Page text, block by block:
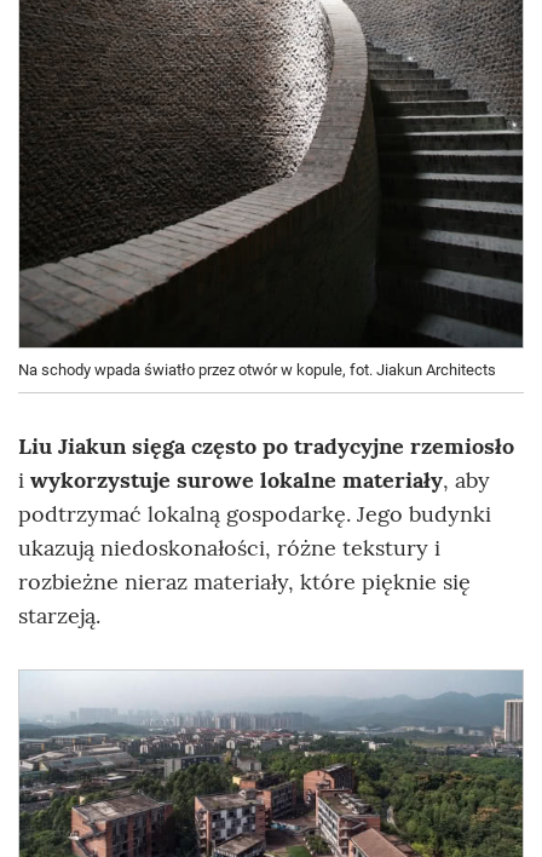
Na schody wpada światło przez otwór w kopule, fot. Jiakun Architects
Liu Jiakun sięga często po tradycyjne rzemiosło
i wykorzystuje surowe lokalne materiały, aby
podtrzymać lokalną gospodarkę. Jego budynki
ukazują niedoskonałości, różne tekstury i
rozbieżne nieraz materiały, które pięknie się
starzeją.